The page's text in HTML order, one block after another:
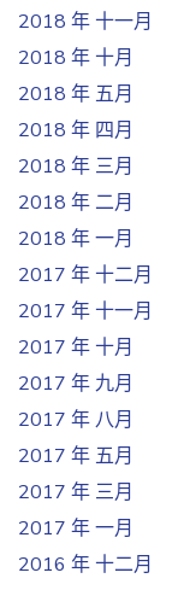
2018 年 十一月
2018 年 十月
2018 年 五月
2018 年 四月
2018 年 三月
2018 年 二月
2018 年 一月
2017 年 十二月
2017 年 十一月
2017 年 十月
2017 年 九月
2017 年 八月
2017 年 五月
2017 年 三月
2017 年 一月
2016 年 十二月